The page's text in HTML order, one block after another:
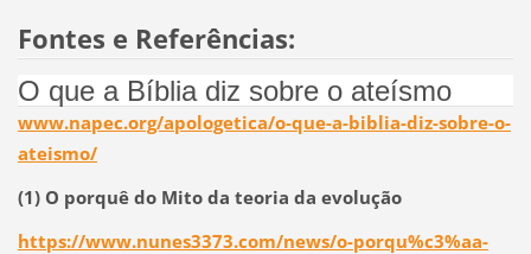
Fontes e Referências:
O que a Bíblia diz sobre o ateísmo
www.napec.org/apologetica/o-que-a-biblia-diz-sobre-o-
ateismo/
(1) O porquê do Mito da teoria da evolução
https://www.nunes3373.com/news/o-porqu%c3%aa-